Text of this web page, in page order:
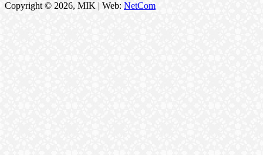
Copyright © 2026, MIK | Web: NetCom